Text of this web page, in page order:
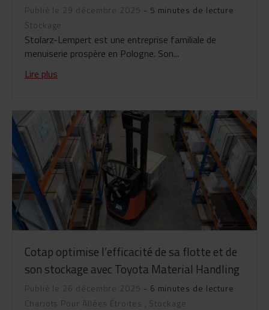
Publié le 29 décembre 2025 - 5 minutes de lecture
Stockage
Stolarz-Lempert est une entreprise familiale de
menuiserie prospère en Pologne. Son...
Lire plus
Cotap optimise l’efficacité de sa flotte et de
son stockage avec Toyota Material Handling
Publié le 26 décembre 2025 - 6 minutes de lecture
Chariots Pour Allées Étroites , Stockage